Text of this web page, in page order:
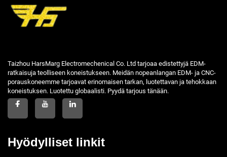
Taizhou HarsMarg Electromechenical Co. Ltd tarjoaa edistettyjä EDM-
ratkaisuja teolliseen koneistukseen. Meidän nopeanlangan EDM- ja CNC-
porauskoneemme tarjoavat erinomaisen tarkan, luotettavan ja tehokkaan
koneistuksen. Luotettu globaalisti. Pyydä tarjous tänään.
Hyödylliset linkit